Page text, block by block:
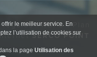
légales|RGPD |
SERCO POINT
le meilleur service. En
l’utilisation de cookies sur
la page Utilisation des